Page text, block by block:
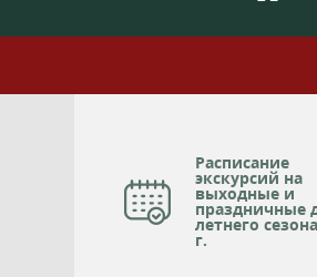
Расписание
экскурсий на
выходные и
праздничные
летнего
г.